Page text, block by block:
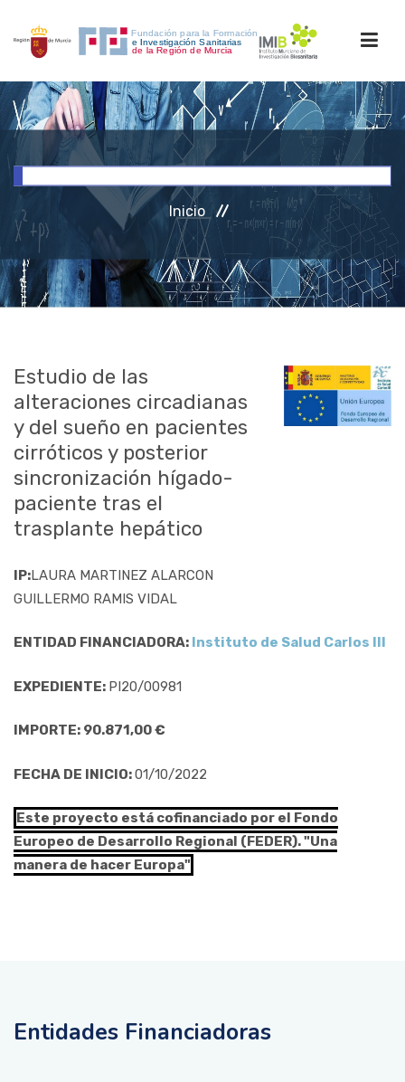
INICIO
INVESTIGACIÓN
RRHH
ACCESO PERSONAL
Inicio
Estudio de las
alteraciones circadianas
y del sueño en pacientes
cirróticos y posterior
sincronización hígado-
paciente tras el
trasplante hepático
IP:LAURA MARTINEZ ALARCON
GUILLERMO RAMIS VIDAL
ENTIDAD FINANCIADORA: Instituto de Salud Carlos III
EXPEDIENTE: PI20/00981
IMPORTE: 90.871,00 €
FECHA DE INICIO:01/10/2022
Este proyecto está cofinanciado por el Fondo
Europeo de Desarrollo Regional (FEDER). "Una
manera de hacer Europa"
Entidades Financiadoras